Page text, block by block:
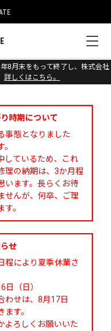
8月末をもって終了し、株式会社
詳しくはこちら。
時期について
事態となりました
しているため、これ
理の納期は、3か月程
います。長らくお待
せんが、何卒、ご理
。
せ
程により夏季休業さ
（日）
わせは、8月17日
す。
よろしくお願いいた